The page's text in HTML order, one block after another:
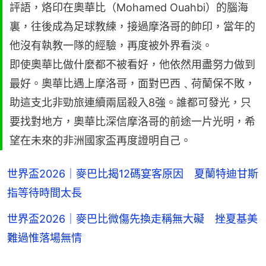
評語，烙印在奧華比（Mohamed Ouahbi）的腦海
裏，往後成為足球教練，接過摩洛哥的帥印，當年的
他沒有執教一隊的經驗，再度被外界看淡。
即使奧華比做什麼都不被看好，他依然用盡努力做到
最好。奧華比遇上摩洛哥，面對巴西﹑荷蘭保不敗，
助這支北非勁旅連續兩屆殺入8強。誰都可發光，只
要找對地方，奧華比深信摩洛哥的前途一片光明，希
望在未來的非洲國家盃再度證明自己。
世界盃2026｜麥巴比揭12碼宴客原因 夏蘭特迪甘斯
指等待時間太長
世界盃2026｜麥巴比微傷先換走稱無大礙 挫夏基美
難過惟落場無情